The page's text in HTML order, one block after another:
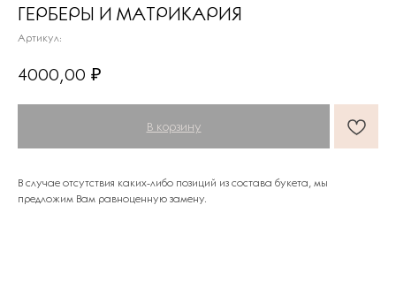
ГЕРБЕРЫ И МАТРИКАРИЯ
Артикул:
4000,00 ₽
В корзину
В случае отсутствия каких-либо позиций из состава букета, мы
предложим Вам равноценную замену.